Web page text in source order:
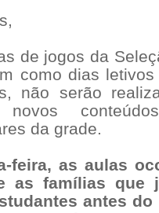
de jogos da
como dias
não serão
novos
da grade.
feira, as aulas
as famílias que
antes